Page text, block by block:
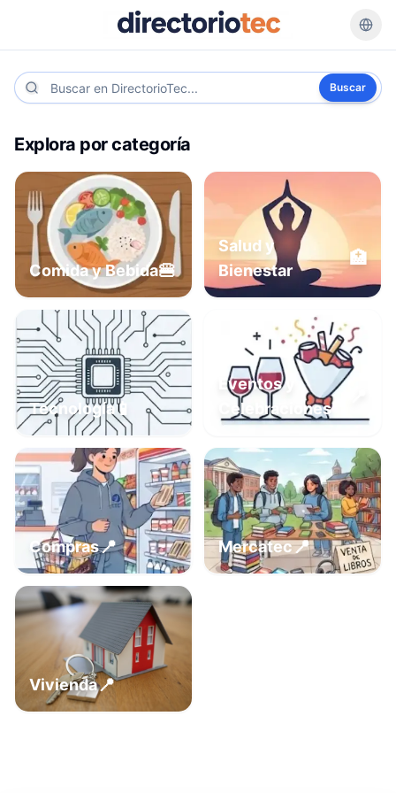
Buscar
Explora por categoría
Comida y Bebida🍔
Salud y
Bienestar
🏥
Tecnología📱
Eventos y
Celebraciones
Compras📍 Mercatec📍
Vivienda📍